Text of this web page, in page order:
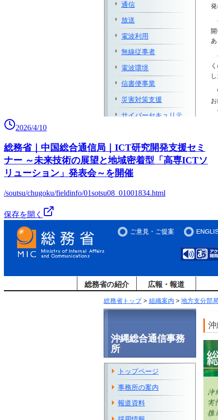
2026/4/10
総務省｜中国総合通信局｜ICT研究開発支援セミ
ナー ～未来技術の展望と地域密着型「高専ICTソ
リューション」発表会～を開催
/soutsu/chugoku/fieldinfo/01sotsu08_01001834.html
保存を開く